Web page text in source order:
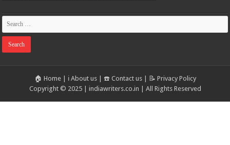
🏠 Home| ℹ️ About us| ☎️ Contact us|
📝 Privacy Policy
Copyright © 2025 | indiawriters.co.in | All Rights Reserved